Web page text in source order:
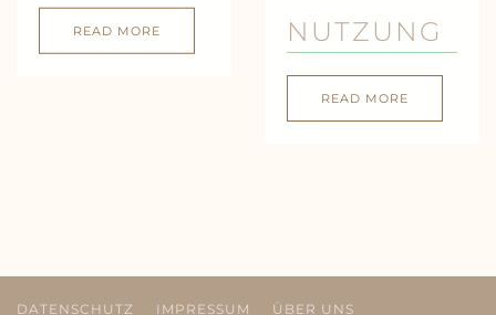
READ MORE NUTZUNG
READ MORE
DATENSCHUTZ IMPRESSUM ÜBER UNS